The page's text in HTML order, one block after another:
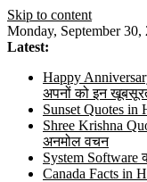
Skip to content
Monday, September 30,
Latest:
Happy
अपनों को इन
Sunset Quotes in
Shree Krishna
अनमोल वचन
System Software
Canada Facts in